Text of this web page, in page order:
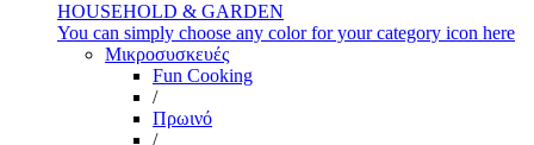
HOUSEHOLD & GARDEN
You can simply choose any color for your category icon here
Μικροσυσκευές
Fun Cooking
/
Πρωινό
/